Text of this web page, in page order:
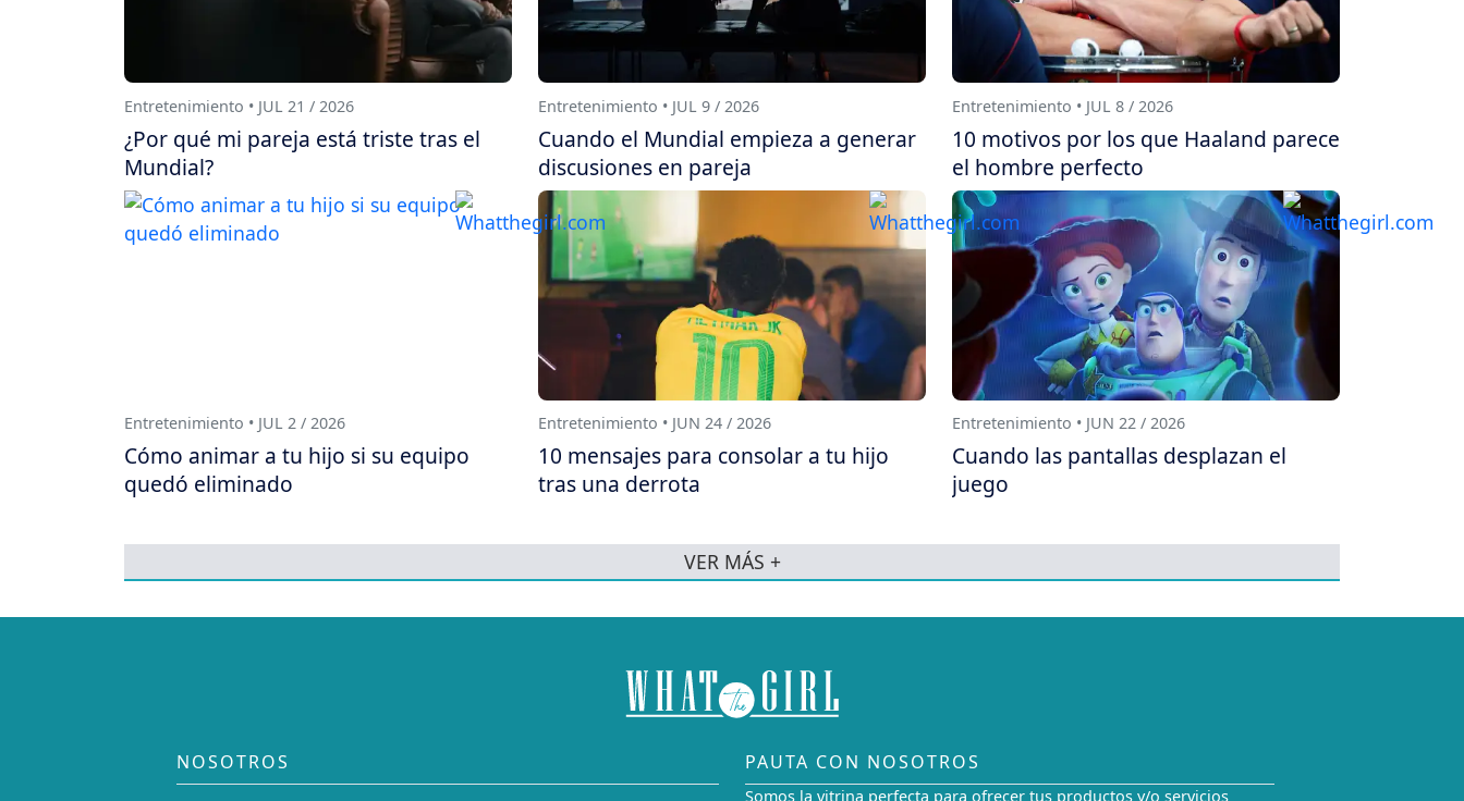
Entretenimiento • JUL 21 / 2026
¿Por qué mi pareja está triste tras el
Mundial?
Entretenimiento • JUL 9 / 2026
Cuando el Mundial empieza a generar
discusiones en pareja
Entretenimiento • JUL 8 / 2026
10 motivos por los que Haaland parece
el hombre perfecto
Entretenimiento • JUL 2 / 2026
Cómo animar a tu hijo si su equipo
quedó eliminado
Entretenimiento • JUN 24 / 2026
10 mensajes para consolar a tu hijo
tras una derrota
Entretenimiento • JUN 22 / 2026
Cuando las pantallas desplazan el
juego
VER MÁS +
NOSOTROS PAUTA CON NOSOTROS
Somos la vitrina perfecta para ofrecer tus productos y/o servicios